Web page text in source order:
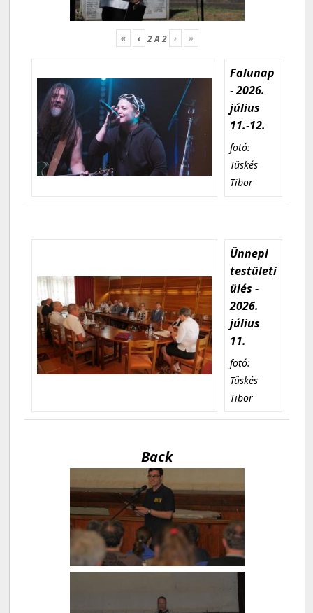
« ‹ 2A2 › »
Falunap
- 2026.
július
11.-12.
fotó:
Tüskés
Tibor
Ünnepi
testületi
ülés -
2026.
július
11.
fotó:
Tüskés
Tibor
Back